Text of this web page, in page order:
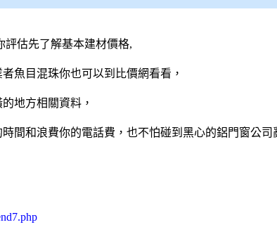
評估先了解基本建材價格,
魚目混珠你也可以到比價網看看，
地方相關資料，
間和浪費你的電話費，也不怕碰到黑心的鋁門窗公司